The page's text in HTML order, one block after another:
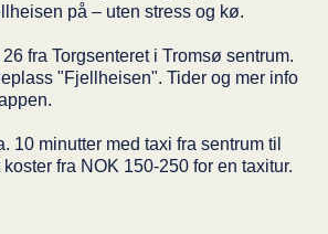
på – uten stress og kø.
fra Torgsenteret i Tromsø sentrum.
"Fjellheisen". Tider og mer info
10 minutter med taxi fra sentrum til
fra NOK 150-250 for en taxitur.